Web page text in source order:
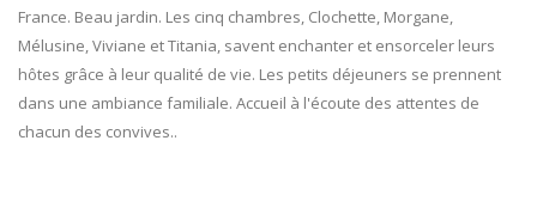
France. Beau jardin. Les cinq chambres, Clochette, Morgane,
Mélusine, Viviane et Titania, savent enchanter et ensorceler leurs
hôtes grâce à leur qualité de vie. Les petits déjeuners se prennent
dans une ambiance familiale. Accueil à l'écoute des attentes de
chacun des convives..